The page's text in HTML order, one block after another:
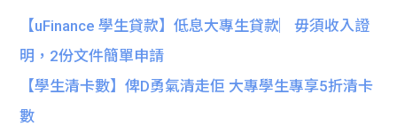
【uFinance 學生貸款】低息大專生貸款︳毋須收入證
明，2份文件簡單申請
【學生清卡數】俾D勇氣清走佢 大專學生專享5折清卡
數